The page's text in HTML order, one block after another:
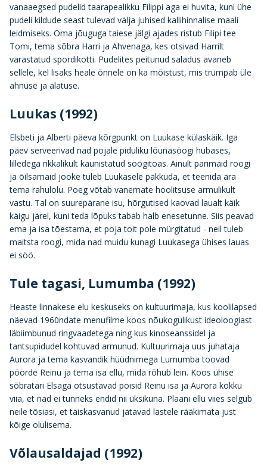
vanaaegsed pudelid taarapealikku Filippi aga ei huvita, kuni ühe
pudeli kildude seast tulevad välja juhised kallihinnalise maali
leidmiseks. Oma jõuguga taiese jälgi ajades ristub Filipi tee
Tomi, tema sõbra Harri ja Ahvenaga, kes otsivad Harrilt
varastatud spordikotti. Pudelites peitunud saladus avaneb
sellele, kel lisaks heale õnnele on ka mõistust, mis trumpab üle
ahnuse ja alatuse.
Luukas (1992)
Elsbeti ja Alberti päeva kõrgpunkt on Luukase külaskäik. Iga
päev serveerivad nad pojale piduliku lõunasöögi hubases,
lilledega rikkalikult kaunistatud söögitoas. Ainult parimaid roogi
ja õilsamaid jooke tuleb Luukasele pakkuda, et teenida ära
tema rahulolu. Poeg võtab vanemate hoolitsuse armulikult
vastu. Tal on suurepärane isu, hõrgutised kaovad laualt käik
käigu järel, kuni teda lõpuks tabab halb enesetunne. Siis peavad
ema ja isa tõestama, et poja toit pole mürgitatud - neil tuleb
maitsta roogi, mida nad muidu kunagi Luukasega ühises lauas
ei söö.
Tule tagasi, Lumumba (1992)
Heaste linnakese elu keskuseks on kultuurimaja, kus koolilapsed
näevad 1960ndate menufilme koos nõukogulikust ideoloogiast
läbiimbunud ringvaadetega ning kus kinoseanssidel ja
tantsupidudel kohtuvad armunud. Kultuurimaja uus juhataja
Aurora ja tema kasvandik hüüdnimega Lumumba toovad
pöörde Reinu ja tema isa ellu, mida rõhub lein. Koos ühise
sõbratari Elsaga otsustavad poisid Reinu isa ja Aurora kokku
viia, et nad ei tunneks endid nii üksikuna. Plaani ellu viies selgub
neile tõsiasi, et täiskasvanud jätavad lastele rääkimata just
kõige olulisema.
Võlausaldajad (1992)